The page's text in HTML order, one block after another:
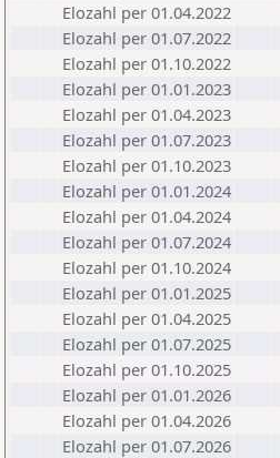
Elozahl per 01.04.2022
Elozahl per 01.07.2022
Elozahl per 01.10.2022
Elozahl per 01.01.2023
Elozahl per 01.04.2023
Elozahl per 01.07.2023
Elozahl per 01.10.2023
Elozahl per 01.01.2024
Elozahl per 01.04.2024
Elozahl per 01.07.2024
Elozahl per 01.10.2024
Elozahl per 01.01.2025
Elozahl per 01.04.2025
Elozahl per 01.07.2025
Elozahl per 01.10.2025
Elozahl per 01.01.2026
Elozahl per 01.04.2026
Elozahl per 01.07.2026